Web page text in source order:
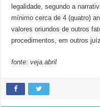
legalidade, segundo a
mínimo cerca de 4 (quatro)
valores oriundos de outros
procedimentos, em outros
fonte: veja.abril